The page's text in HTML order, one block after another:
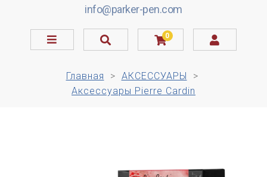
info@parker-pen.com
0
Главная
АКСЕССУАРЫ
Аксессуары Pierre Cardin